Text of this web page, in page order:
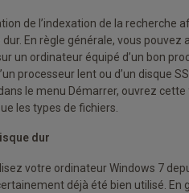
de l’indexation de la recherche
En règle générale, vous
un ordinateur équipé d’un bon
processeur lent ou d’un disque
le menu Démarrer, ouvrez
les types de fichiers.
dur
votre ordinateur Windows 7
déjà été bien utilisé. En